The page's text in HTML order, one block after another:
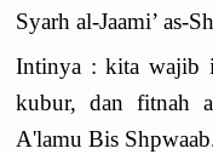
Syarh al-Jaami’ as-
Intinya : kita wajib
kubur, dan fitnah
A'lamu Bis